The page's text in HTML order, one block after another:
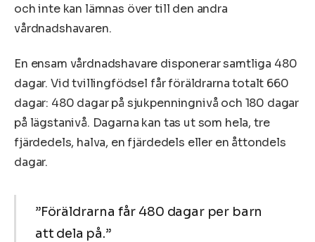
och inte kan lämnas över till den andra
vårdnadshavaren.
En ensam vårdnadshavare disponerar samtliga 480
dagar. Vid tvillingfödsel får föräldrarna totalt 660
dagar: 480 dagar på sjukpenningnivå och 180 dagar
på lägstanivå. Dagarna kan tas ut som hela, tre
fjärdedels, halva, en fjärdedels eller en åttondels
dagar.
”Föräldrarna får 480 dagar per barn
att dela på.”